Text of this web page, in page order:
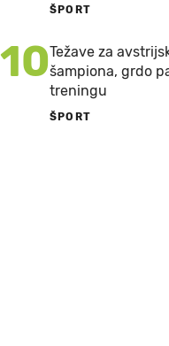
ŠPORT
10Težave za
šampiona, grdo
treningu
ŠPORT